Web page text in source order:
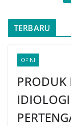
TERBARU
OPINI
PRODUK